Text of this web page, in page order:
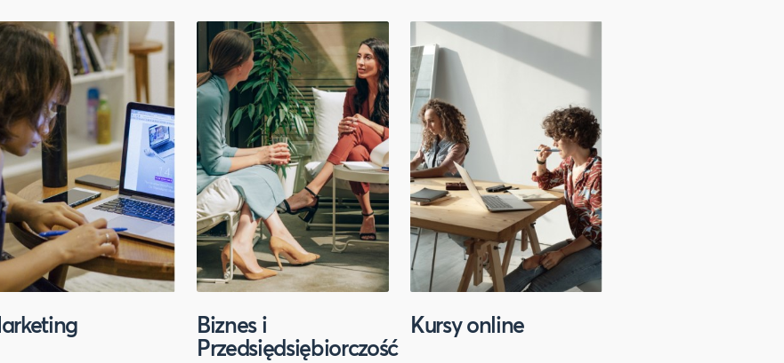
Biznes i
Przedsiędsiębiorczość
Kursy online